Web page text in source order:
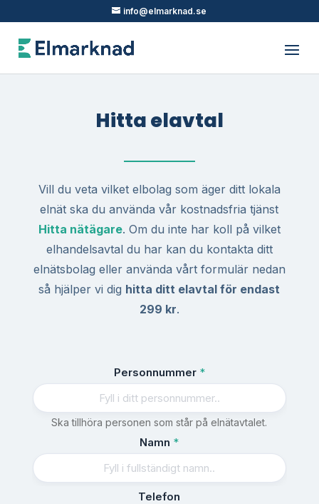
info@elmarknad.se
Hitta elavtal
Vill du veta vilket elbolag som äger ditt lokala
elnät ska du använda vår kostnadsfria tjänst
Hitta nätägare. Om du inte har koll på vilket
elhandelsavtal du har kan du kontakta ditt
elnätsbolag eller använda vårt formulär nedan
så hjälper vi dig hitta ditt elavtal för endast
299 kr.
Personnummer *
Ska tillhöra personen som står på elnätavtalet.
Namn *
Telefon